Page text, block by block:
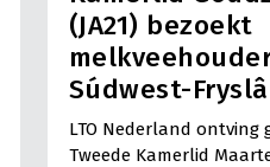
(JA21) bezoekt
Súdwest-
LTO Nederland ontving
Tweede Kamerlid